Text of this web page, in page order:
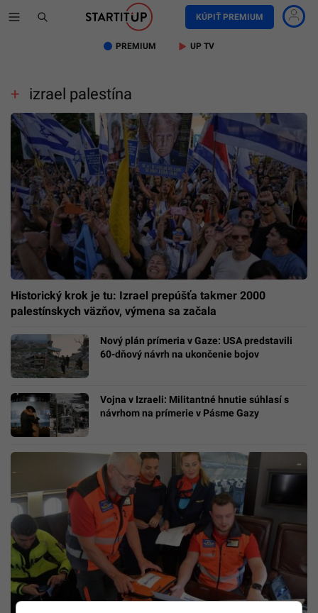
KÚPIŤ PREMIUM
PREMIUM UP TV
izrael palestína
Historický krok je tu: Izrael prepúšťa takmer 2000
palestínskych väzňov, výmena sa začala
Nový plán prímeria v Gaze: USA predstavili
60-dňový návrh na ukončenie bojov
Vojna v Izraeli: Militantné hnutie súhlasí s
návrhom na prímerie v Pásme Gazy